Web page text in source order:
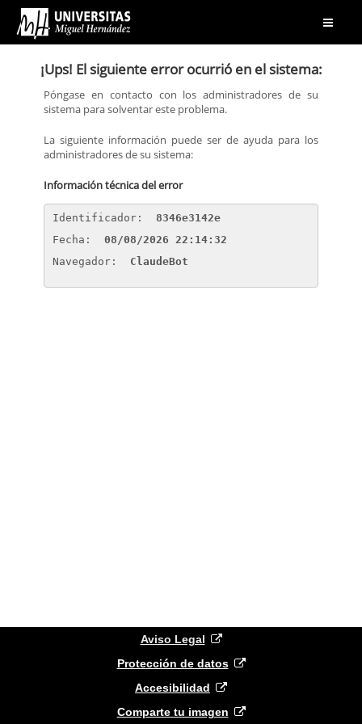
Abrir
¡Ups! El siguiente error ocurrió en el sistema:
Póngase en contacto con los administradores de su
sistema para solventar este problema.
La siguiente información puede ser de ayuda para los
administradores de su sistema:
Información técnica del error
Identificador:
8346e3142e
Fecha:
08/08/2026 22:14:32
Navegador:
ClaudeBot
Aviso Legal( abre
nueva
ventana
Protección de datos( abre
ventana
Accesibilidad abre
nueva
Comparte tu imagen( abre